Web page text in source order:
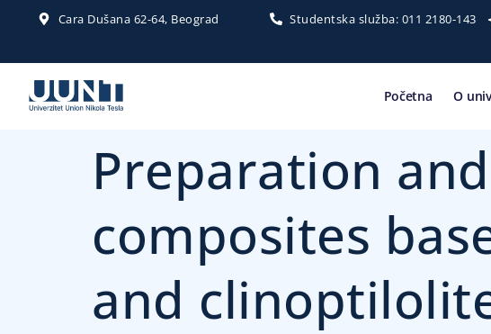
Cara Dušana 62-64, Beograd Studentska služba: 011 2180-143
Početna O
Preparation
composites
and